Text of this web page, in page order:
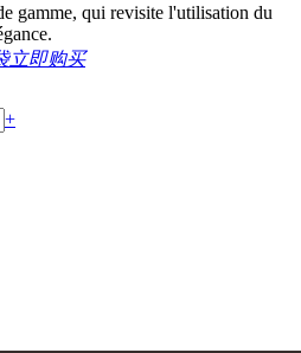
gamme, qui revisite l'utilisation du
立即购买
+